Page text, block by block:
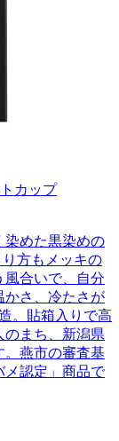
カップ
染めた黒染めの
方もメッキの
風合いで、自分
かさ、冷たさが
。貼箱入りで高
のまち、新潟県
。燕市の審査基
メ認定」商品で